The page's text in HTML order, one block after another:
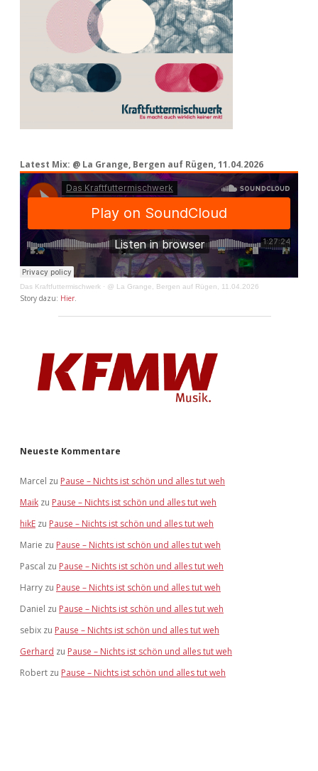
Latest Mix: @ La Grange, Bergen auf Rügen, 11.04.2026
Das Kraftfuttermischwerk · @ La Grange, Bergen auf Rügen, 11.04.2026
Story dazu: Hier.
Neueste Kommentare
Marcel zu Pause – Nichts ist schön und alles tut weh
Maik zu Pause – Nichts ist schön und alles tut weh
hikE zu Pause – Nichts ist schön und alles tut weh
Marie zu Pause – Nichts ist schön und alles tut weh
Pascal zu Pause – Nichts ist schön und alles tut weh
Harry zu Pause – Nichts ist schön und alles tut weh
Daniel zu Pause – Nichts ist schön und alles tut weh
sebix zu Pause – Nichts ist schön und alles tut weh
Gerhard zu Pause – Nichts ist schön und alles tut weh
Robert zu Pause – Nichts ist schön und alles tut weh